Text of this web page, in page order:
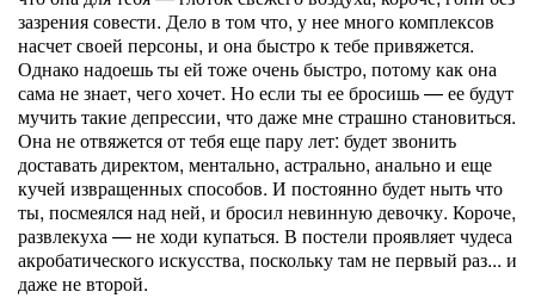
зазрения совести. Дело в том что, у нее много комплексов
насчет своей персоны, и она быстро к тебе привяжется.
Однако надоешь ты ей тоже очень быстро, потому как она
сама не знает, чего хочет. Но если ты ее бросишь — ее будут
мучить такие депрессии, что даже мне страшно становиться.
Она не отвяжется от тебя еще пару лет: будет звонить
доставать директом, ментально, астрально, анально и еще
кучей извращенных способов. И постоянно будет ныть что
ты, посмеялся над ней, и бросил невинную девочку. Короче,
развлекуха — не ходи купаться. В постели проявляет чудеса
акробатического искусства, поскольку там не первый раз... и
даже не второй.